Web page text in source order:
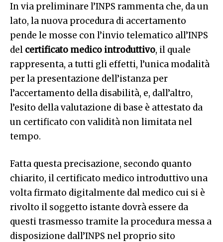
In via preliminare l’INPS rammenta che, da un
lato, la nuova procedura di accertamento
pende le mosse con l’invio telematico all’INPS
del certificato medico introduttivo, il quale
rappresenta, a tutti gli effetti, l’unica modalità
per la presentazione dell’istanza per
l’accertamento della disabilità, e, dall’altro,
l’esito della valutazione di base è attestato da
un certificato con validità non limitata nel
tempo.
Fatta questa precisazione, secondo quanto
chiarito, il certificato medico introduttivo una
volta firmato digitalmente dal medico cui si è
rivolto il soggetto istante dovrà essere da
questi trasmesso tramite la procedura messa a
disposizione dall’INPS nel proprio sito